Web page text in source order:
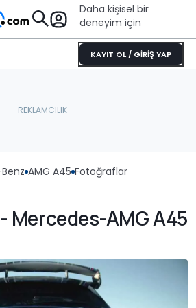
Daha kişisel bir
deneyim için
KAYIT OL / GİRİŞ YAP
AMG A45 Fotoğraflar
Mercedes-AMG A45